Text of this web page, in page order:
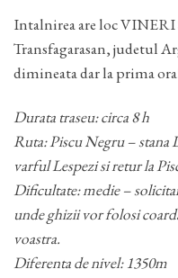
Intalnirea are loc
Transfagarasan, judetul
dimineata dar la prima
Durata traseu: circa 8 h
Ruta: Piscu Negru – stana
varful Lespezi si retur la
Dificultate: medie –
unde ghizii vor folosi
voastra.
Diferenta de nivel: 1350m